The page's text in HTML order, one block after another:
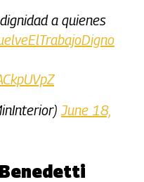
a quienes
June 18,